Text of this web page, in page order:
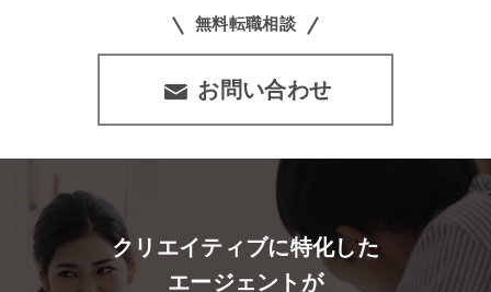
無料転職相談
お問い合わせ
クリエイティブに特化した
エージェントが